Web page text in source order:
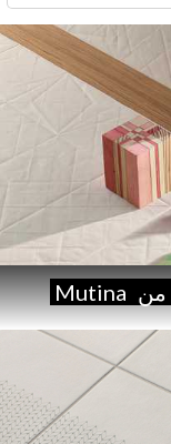
من Mutina